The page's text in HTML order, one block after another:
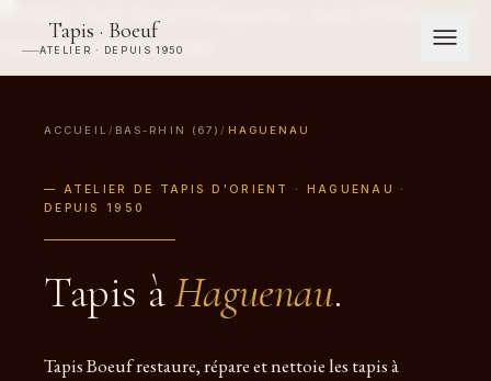
Tapis · Boeuf
ATELIER · DEPUIS 1950
ACCUEIL / BAS-RHIN (67) / HAGUENAU
— ATELIER DE TAPIS D'ORIENT · HAGUENAU ·
DEPUIS 1950
Tapis àHaguenau.
Tapis Boeuf restaure, répare et nettoie les tapis à